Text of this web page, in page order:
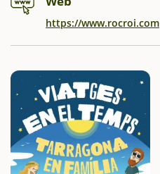
https://www.rocroi.com